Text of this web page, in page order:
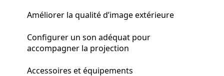
Améliorer la qualité d’image extérieure
Configurer un son adéquat pour
accompagner la projection
Accessoires et équipements